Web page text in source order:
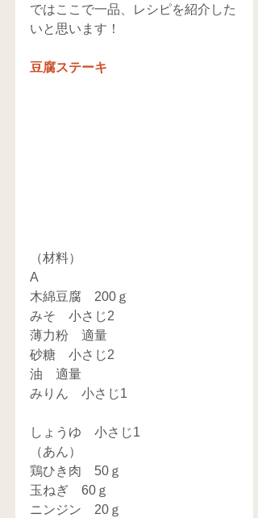
ではここで一品、レシピを紹介した
いと思います！
豆腐ステーキ
（材料）
A
木綿豆腐　200ｇ
みそ　小さじ2
薄力粉　適量
砂糖　小さじ2
油　適量
みりん　小さじ1
しょうゆ　小さじ1
（あん）
鶏ひき肉　50ｇ
玉ねぎ　60ｇ
ニンジン　20ｇ